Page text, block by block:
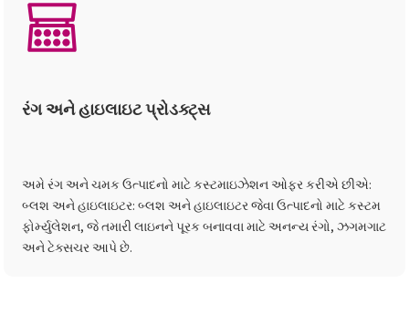
રંગ અને હાઇલાઇટ પ્રોડક્ટ્સ
અમે રંગ અને ચમક ઉત્પાદનો માટે કસ્ટમાઇઝેશન ઓફર કરીએ છીએ:
બ્લશ અને હાઇલાઇટર: બ્લશ અને હાઇલાઇટર જેવા ઉત્પાદનો માટે કસ્ટમ
ફોર્મ્યુલેશન, જે તમારી લાઇનને પૂરક બનાવવા માટે અનન્ય રંગો, ઝગમગાટ
અને ટેક્સચર આપે છે.